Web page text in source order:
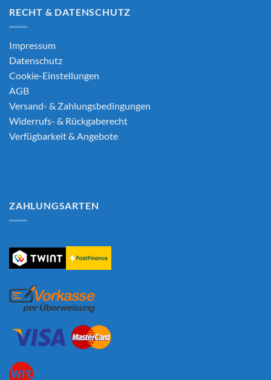
RECHT & DATENSCHUTZ
Impressum
Datenschutz
Cookie-Einstellungen
AGB
Versand- & Zahlungsbedingungen
Widerrufs- & Rückgaberecht
Verfügbarkeit & Angebote
ZAHLUNGSARTEN